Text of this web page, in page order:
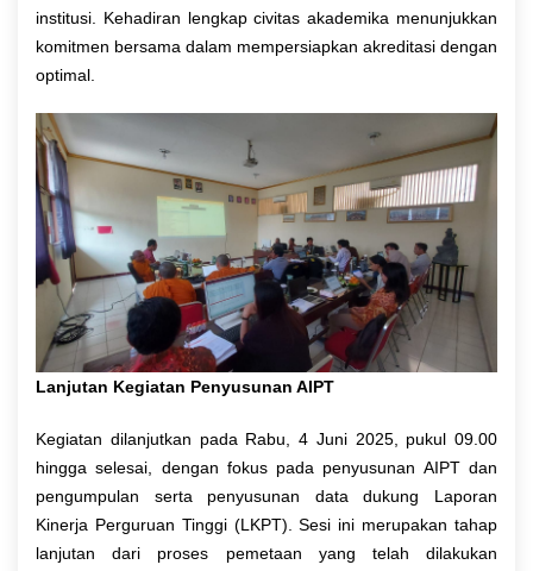
institusi. Kehadiran lengkap civitas akademika menunjukkan
komitmen bersama dalam mempersiapkan akreditasi dengan
optimal.
Lanjutan Kegiatan Penyusunan AIPT
Kegiatan dilanjutkan pada Rabu, 4 Juni 2025, pukul 09.00
hingga selesai, dengan fokus pada penyusunan AIPT dan
pengumpulan serta penyusunan data dukung Laporan
Kinerja Perguruan Tinggi (LKPT). Sesi ini merupakan tahap
lanjutan dari proses pemetaan yang telah dilakukan